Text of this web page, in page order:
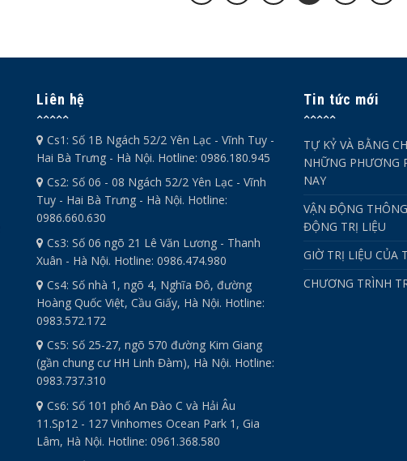
Liên hệ
Cs1: Số 1B Ngách 52/2 Yên Lạc - Vĩnh Tuy -
Hai Bà Trưng - Hà Nội. Hotline: 0986.180.945
Cs2: Số 06 - 08 Ngách 52/2 Yên Lạc - Vĩnh
Tuy - Hai Bà Trưng - Hà Nội. Hotline:
0986.660.630
Cs3: Số 06 ngõ 21 Lê Văn Lương - Thanh
Xuân - Hà Nội. Hotline: 0986.474.980
Cs4: Số nhà 1, ngõ 4, Nghĩa Đô, đường
Hoàng Quốc Việt, Cầu Giấy, Hà Nội. Hotline:
0983.572.172
Cs5: Số 25-27, ngõ 570 đường Kim Giang
(gần chung cư HH Linh Đàm), Hà Nội. Hotline:
0983.737.310
Cs6: Số 101 phố An Đào C và Hải Âu
11.Sp12 - 127 Vinhomes Ocean Park 1, Gia
Lâm, Hà Nội. Hotline: 0961.368.580
Tin tức mới
TỰ KỶ VÀ BẰNG
NHỮNG PHƯƠNG
NAY
VẬN ĐỘNG
ĐỘNG TRỊ LIỆU
GIỜ TRỊ LIỆU CỦA
CHƯƠNG TRÌNH